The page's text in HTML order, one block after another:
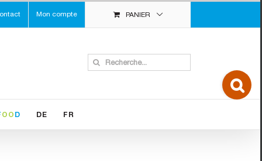
Mon compte PANIER
Search
for:
OO D DE FR
Toggle
Sliding
Bar